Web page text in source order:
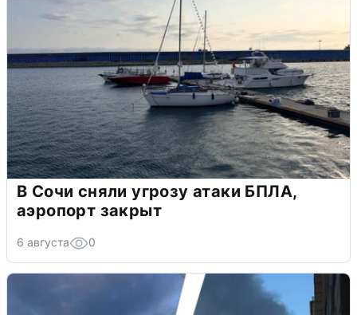
В Сочи сняли угрозу атаки БПЛА,
аэропорт закрыт
6 августа 0